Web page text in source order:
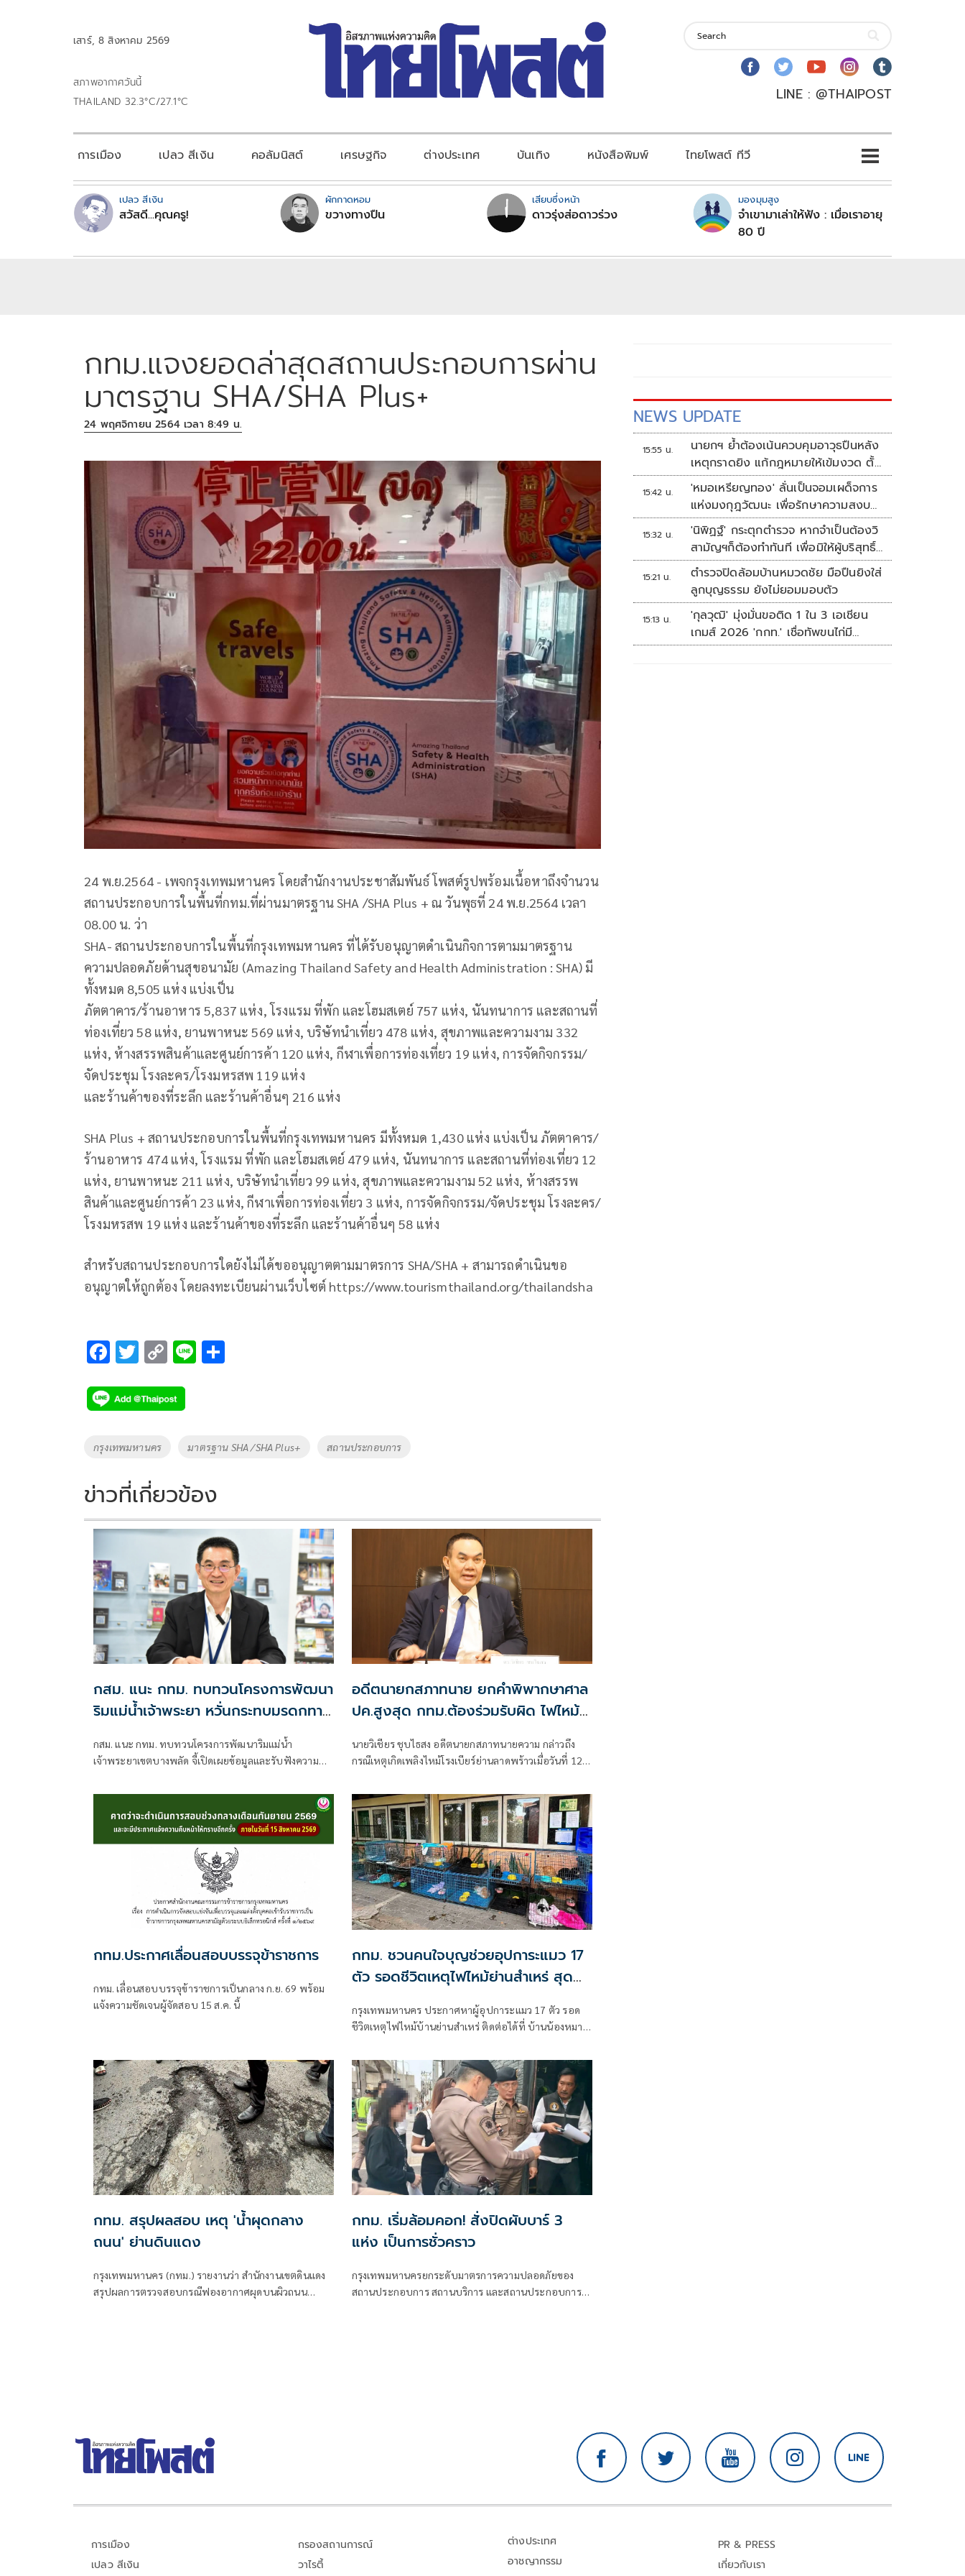
เสาร์, 8 สิงหาคม 2569
สภาพอากาศวันนี้
THAILAND 32.3°C/27.1°C
LINE : @THAIPOST
การเมือง เปลว สีเงิน คอลัมนิสต์ เศรษฐกิจ ต่างประเทศ บันเทิง หนังสือพิมพ์ ไทยโพสต์ ทีวี
เปลว สีเงิน
สวัสดี...คุณครู!
ผักกาดหอม
ขวางทางปืน
เสียบซึ่งหน้า
ดาวรุ่งส่อดาวร่วง
มองมุมสูง
จำเขามาเล่าให้ฟัง : เมื่อเราอายุ
80 ปี
กทม.แจงยอดล่าสุดสถานประกอบการผ่าน
มาตรฐาน SHA/SHA Plus+
24 พฤศจิกายน 2564 เวลา 8:49 น.
24 พ.ย.2564 - เพจกรุงเทพมหานคร โดยสำนักงานประชาสัมพันธ์ โพสต์รูปพร้อมเนื้อหาถึงจำนวน
สถานประกอบการในพื้นที่กทม.ที่ผ่านมาตรฐาน SHA /SHA Plus + ณ วันพุธที่ 24 พ.ย.2564 เวลา
08.00 น. ว่า
SHA- สถานประกอบการในพื้นที่กรุงเทพมหานคร ที่ได้รับอนุญาตดำเนินกิจการตามมาตรฐาน
ความปลอดภัยด้านสุขอนามัย (Amazing Thailand Safety and Health Administration : SHA) มี
ทั้งหมด 8,505 แห่ง แบ่งเป็น
ภัตตาคาร/ร้านอาหาร 5,837 แห่ง, โรงแรม ที่พัก และโฮมสเตย์ 757 แห่ง, นันทนาการ และสถานที่
ท่องเที่ยว 58 แห่ง, ยานพาหนะ 569 แห่ง, บริษัทนำเที่ยว 478 แห่ง, สุขภาพและความงาม 332
แห่ง, ห้างสรรพสินค้าและศูนย์การค้า 120 แห่ง, กีฬาเพื่อการท่องเที่ยว 19 แห่ง, การจัดกิจกรรม/
จัดประชุม โรงละคร/โรงมหรสพ 119 แห่ง
และร้านค้าของที่ระลึก และร้านค้าอื่นๆ 216 แห่ง
SHA Plus + สถานประกอบการในพื้นที่กรุงเทพมหานคร มีทั้งหมด 1,430 แห่ง แบ่งเป็น ภัตตาคาร/
ร้านอาหาร 474 แห่ง, โรงแรม ที่พัก และโฮมสเตย์ 479 แห่ง, นันทนาการ และสถานที่ท่องเที่ยว 12
แห่ง, ยานพาหนะ 211 แห่ง, บริษัทนำเที่ยว 99 แห่ง, สุขภาพและความงาม 52 แห่ง, ห้างสรรพ
สินค้าและศูนย์การค้า 23 แห่ง, กีฬาเพื่อการท่องเที่ยว 3 แห่ง, การจัดกิจกรรม/จัดประชุม โรงละคร/
โรงมหรสพ 19 แห่ง และร้านค้าของที่ระลึก และร้านค้าอื่นๆ 58 แห่ง
สำหรับสถานประกอบการใดยังไม่ได้ขออนุญาตตามมาตรการ SHA/SHA + สามารถดำเนินขอ
อนุญาตให้ถูกต้อง โดยลงทะเบียนผ่านเว็บไซต์ https://www.tourismthailand.org/thailandsha
F
e
b
o
k
T
tt
er
C
p
y
k
Li
Tags
กรุงเทพมหานคร มาตรฐาน SHA /SHA Plus+ สถานประกอบการ
ข่าวที่เกี่ยวข้อง
กสม. แนะ กทม. ทบทวนโครงการพัฒนา
ริมแม่น้ำเจ้าพระยา หวั่นกระทบมรดกทาง
กสม. แนะ กทม. ทบทวนโครงการพัฒนาริมแม่น้ำ
เจ้าพระยาเขตบางพลัด จี้เปิดเผยข้อมูลและรับฟังความ
ไม่ทราบข้อมูล หวั่นกระทบมรดกทางวัฒนธรรม
อดีตนายกสภาทนาย ยกคำพิพากษาศาล
ปค.สูงสุด กทม.ต้องร่วมรับผิด ไฟไหม้
นายวิเชียร ชุบไธสง อดีตนายกสภาทนายความ กล่าวถึง
กรณีเหตุเกิดเพลิงไหม้โรงเบียร์ย่านลาดพร้าวเมื่อวันที่ 12
เกือบ 30 คน การที่เกิดเพลิงไหม้ครั้งนี้ไม่ใช่โศกนาฏกรรมที่
สลดสยองครั้งแรกของประเทศไทย แต่เคยเกิดมีขึ้นมาแล้ว
จากกรณีเพลิงไหม้พับดังย่านสุขุมวิท และหากหน่วยงานที่
เกี่ยวข้องยังขาดมาตรการป้องกันและการ
กทม.ประกาศเลื่อนสอบบรรจุข้าราชการ
กทม. เลื่อนสอบบรรจุข้าราชการเป็นกลาง ก.ย. 69 พร้อม
แจ้งความชัดเจนผู้จัดสอบ 15 ส.ค. นี้
กทม. ชวนคนใจบุญช่วยอุปการะแมว 17
ตัว รอดชีวิตเหตุไฟไหม้ย่านสำเหร่ สุด
กรุงเทพมหานคร ประกาศหาผู้อุปการะแมว 17 ตัว รอด
ชีวิตเหตุไฟไหม้บ้านย่านสำเหร่ ติดต่อได้ที่ บ้านน้องหมา
Adopter
กทม. สรุปผลสอบ เหตุ 'น้ำผุดกลาง
ถนน' ย่านดินแดง
กรุงเทพมหานคร (กทม.) รายงานว่า สำนักงานเขตดินแดง
สรุปผลการตรวจสอบกรณีฟองอากาศผุดบนผิวถนน
กทม. เริ่มล้อมคอก! สั่งปิดผับบาร์ 3
แห่ง เป็นการชั่วคราว
กรุงเทพมหานครยกระดับมาตรการความปลอดภัยของ
สถานประกอบการ สถานบริการ และสถานประกอบการ
NEWS UPDATE
15:55 น.
นายกฯ ย้ำต้องเน้นควบคุมอาวุธปืนหลัง
เหตุกราดยิง แก้กฎหมายให้เข้มงวด ตั้ง
ด่านตรวจเพิ่ม
15:42 น.
'หมอเหรียญทอง' ลั่นเป็นจอมเผด็จการ
แห่งมงกุฎวัฒนะ เพื่อรักษาความสงบ
ปลอดภัยภายในรพ.
15:32 น.
'นิพิฏฐ์' กระตุกตำรวจ หากจำเป็นต้องวิ
สามัญฯก็ต้องทำทันที เพื่อมิให้ผู้บริสุทธิ์
เสียชีวิตเพิ่ม
15:21 น.
ตำรวจปิดล้อมบ้านหมวดชัย มือปืนยิงใส่
ลูกบุญธรรม ยังไม่ยอมมอบตัว
15:13 น.
'กุลวุฒิ' มุ่งมั่นขอติด 1 ใน 3 เอเชียน
เกมส์ 2026 'กกท.' เชื่อทัพขนไก่มี
เหรียญแน่
การเมือง
เปลว สีเงิน
กรองสถานการณ์
วาไรตี้
ต่างประเทศ
อาชญากรรม
PR & PRESS
เกี่ยวกับเรา